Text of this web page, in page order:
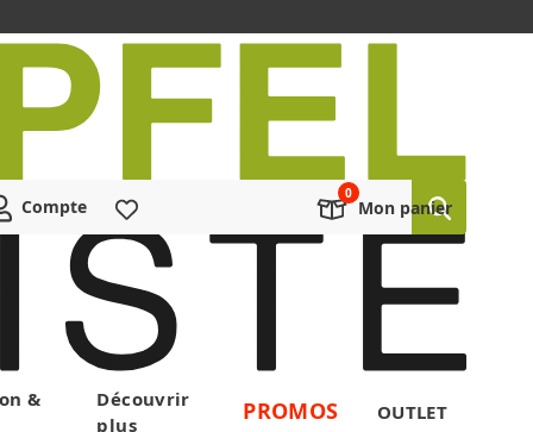
Compte Mon panier
&
Découvrir
plus
PROMOS OUTLET